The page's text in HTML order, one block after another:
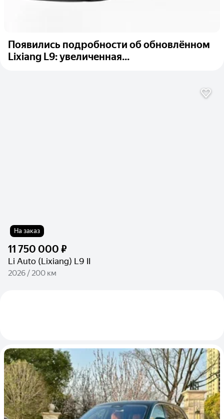
Появились подробности об обновлённом
Lixiang L9: увеличенная...
На заказ
11 750 000 ₽
Li Auto (Lixiang) L9 II
2026 / 200 км